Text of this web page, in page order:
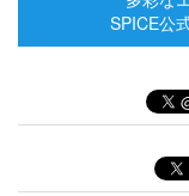
SPICE公